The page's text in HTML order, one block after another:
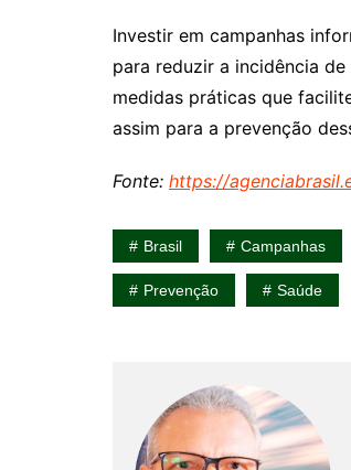
Investir em campanhas
para reduzir a incidência
medidas práticas que
assim para a prevenção
Fonte: https://
Brasil Campanhas
Prevenção Saúde